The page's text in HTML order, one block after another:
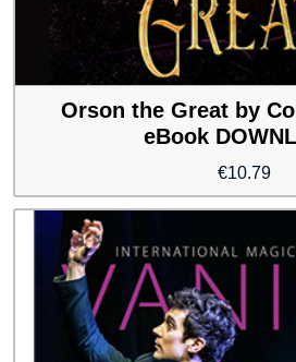
Orson the Great by
eBook
€10.79